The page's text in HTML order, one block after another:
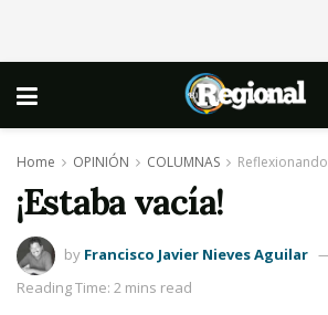
Home OPINIÓN COLUMNAS Reflexionando
¡Estaba vacía!
by Francisco Javier Nieves Aguilar
Reading Time: 2 mins read